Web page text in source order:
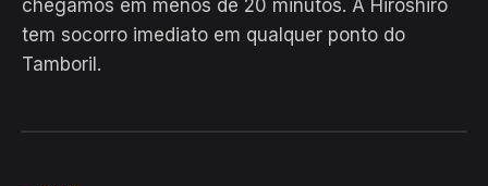
chegamos em menos de 20 minutos. A Hiroshiro
tem socorro imediato em qualquer ponto do
Tamboril.
EM CAMPO